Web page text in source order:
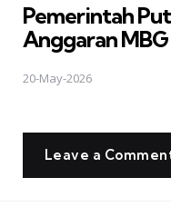
Pemerintah
Anggaran
20-May-2026
Leave a